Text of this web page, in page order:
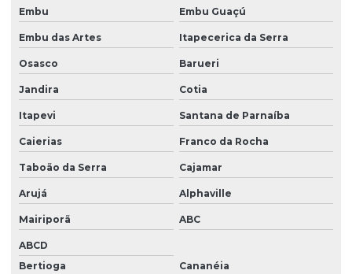
Embu Embu Guaçú
Embu das Artes Itapecerica da Serra
Osasco Barueri
Jandira Cotia
Itapevi Santana de Parnaíba
Caierias Franco da Rocha
Taboão da Serra Cajamar
Arujá Alphaville
Mairiporã ABC
ABCD
Bertioga
Cananéia